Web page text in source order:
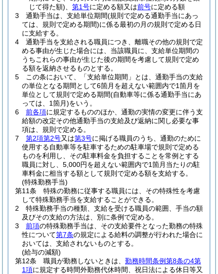
じて得た額)
第1号に定める額又は前号に定める額
3
通勤手当は、支給単位期間(規則で定める通勤手当にあっ
ては、規則で定める期間)に係る最初の月の規則で定める日
に支給する。
4
通勤手当を支給される職員につき、離職その他の規則で定
める事由が生じた場合には、当該職員に、支給単位期間の
うちこれらの事由が生じた後の期間を考慮して規則で定め
る額を返納させるものとする。
5
この条において、「支給単位期間」とは、通勤手当の支給
の単位となる期間として6箇月を超えない範囲内で1箇月を
単位として規則で定める期間(自動車等に係る通勤手当にあ
っては、1箇月)をいう。
6
前各項に規定するもののほか、通勤の実情の変更に伴う支
給額の改定その他通勤手当の支給及び返納に関し必要な事
項は、規則で定める。
7
第2項第2号又は第3号に掲げる職員のうち、通勤のために
使用する自動車等を駐車するための駐車場で規則で定める
ものを利用し、その駐車料金を負担することを常例とする
職員に対し、5,000円を超えない範囲内で1箇月当たりの駐
車料金に相当する額として規則で定める額を支給する。
(特殊勤務手当)
第11条
特殊の勤務に従事する職員には、その特殊性を考慮
して特殊勤務手当を支給することができる。
2
特殊勤務手当の種類、支給を受ける職員の範囲、手当の額
及びその支給の方法は、別に条例で定める。
3
前項の特殊勤務手当は、その支給要件となった勤務の特殊
性について第7条の規定による給料の調整が行われた場合に
おいては、支給されないものとする。
(給与の減額)
第12条
職員が勤務しないときは、 勤務時間条例第8条の4第
1項に規定する時間外勤務代休時間、祝日法による休日等又